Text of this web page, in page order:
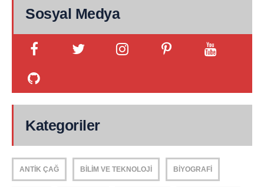
Sosyal Medya
Kategoriler
ANTIK ÇAĞ BILIM VE TEKNOLOJI BIYOGRAFI